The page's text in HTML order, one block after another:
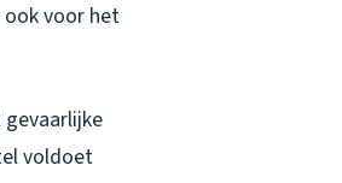
voor het
voldoet